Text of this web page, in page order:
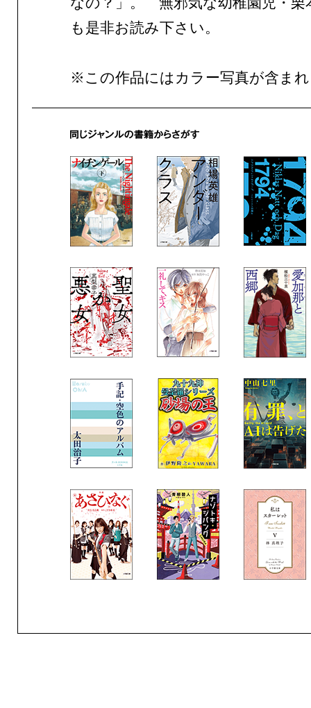
も是非お読み下さい。
※この作品にはカラー写真が含ま